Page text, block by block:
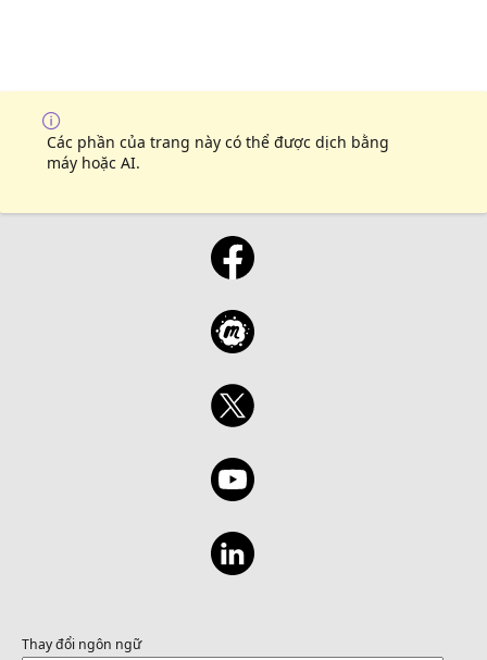
Các phần của trang này có thể được dịch bằng
máy hoặc AI.
Thay đổi ngôn ngữ